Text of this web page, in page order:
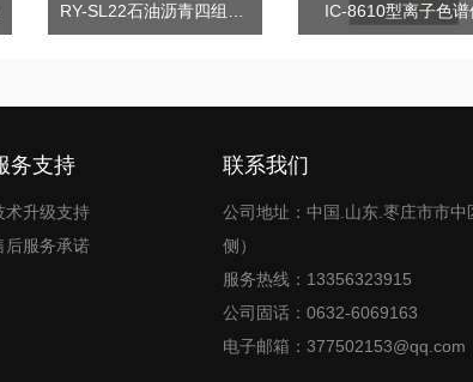
RY-SL22石油沥青四组分测定仪 IC-8610型离子色谱
务支持
术升级支持
后服务承诺
联系我们
公司地址：中国.山东.枣庄市市
侧）
服务热线：13356323915
公司固话：0632-6069163
电子邮箱：377502153@qq.com